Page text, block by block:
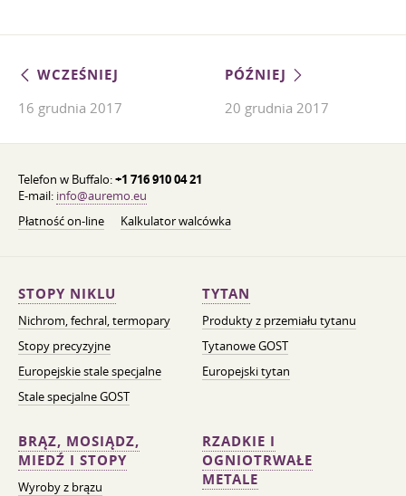
WCZEŚNIEJ
16 grudnia 2017
PÓŹNIEJ
20 grudnia 2017
Telefon w Buffalo:+1 716 910 04 21
E-mail: info@auremo.eu
Płatność on-line
Kalkulator walcówka
STOPY NIKLU
Nichrom, fechral, termopary
Stopy precyzyjne
Europejskie stale specjalne
Stale specjalne GOST
TYTAN
Produkty z przemiału tytanu
Tytanowe GOST
Europejski tytan
BRĄZ, MOSIĄDZ,
MIEDŹ I STOPY
Wyroby z brązu
RZADKIE I
OGNIOTRWAŁE
METALE